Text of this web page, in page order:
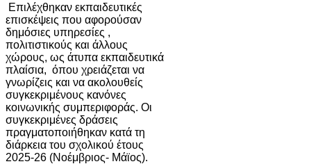
Επιλέχθηκαν εκπαιδευτικές
επισκέψεις που αφορούσαν
δημόσιες υπηρεσίες ,
πολιτιστικούς και άλλους
χώρους, ως άτυπα εκπαιδευτικά
πλαίσια, όπου χρειάζεται να
γνωρίζεις και να ακολουθείς
συγκεκριμένους κανόνες
κοινωνικής συμπεριφοράς. Οι
συγκεκριμένες δράσεις
πραγματοποιήθηκαν κατά τη
διάρκεια του σχολικού έτους
2025-26 (Νοέμβριος- Μάϊος).